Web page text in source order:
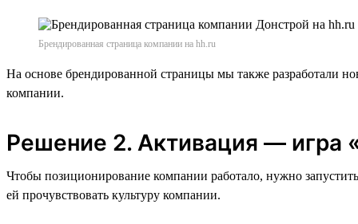
Брендированная страница компании на hh.ru
На основе брендированной страницы мы также разработали
компании.
Решение 2. Активация — игра
Чтобы позиционирование компании работало, нужно
ей прочувствовать культуру компании.